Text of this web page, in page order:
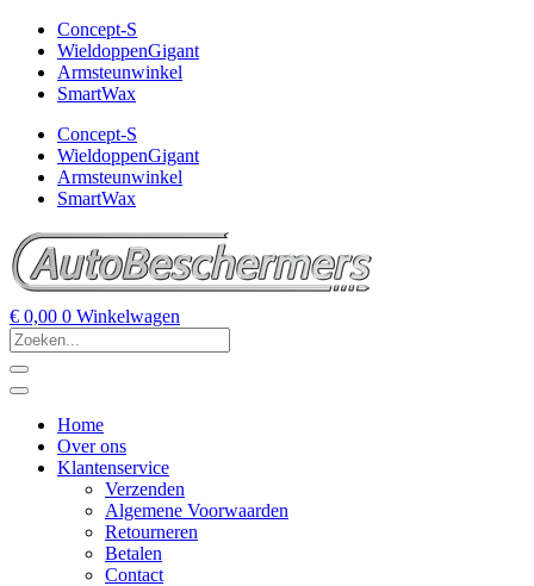
Concept-S
WieldoppenGigant
Armsteunwinkel
SmartWax
Concept-S
WieldoppenGigant
Armsteunwinkel
SmartWax
€ 0,00 0 Winkelwagen
Home
Over ons
Klantenservice
Verzenden
Algemene Voorwaarden
Retourneren
Betalen
Contact